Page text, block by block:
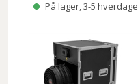
På lager, 3-5 hverdage